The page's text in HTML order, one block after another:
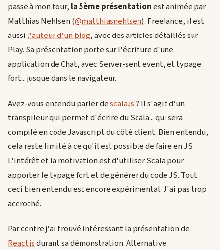
passe à mon tour, la 5ème présentationest animée par
Matthias Nehlsen (@matthiasnehlsen). Freelance, il est
aussi l'auteur d'un blog, avec des articles détaillés sur
Play. Sa présentation porte sur l'écriture d'une
application de Chat, avec Server-sent event, et typage
fort... jusque dans le navigateur.
Avez-vous entendu parler descala.js? Il s'agit d'un
transpileur qui permet d'écrire du Scala... qui sera
compilé en code Javascript du côté client. Bien entendu,
cela reste limité à ce qu'il est possible de faire en JS.
L'intérêt et la motivation est d'utiliser Scala pour
apporter le typage fort et de générer du code JS. Tout
ceci bien entendu est encore expérimental. J'ai pas trop
accroché.
Par contre j'ai trouvé intéressant la présentation de
React.jsdurant sa démonstration. Alternative